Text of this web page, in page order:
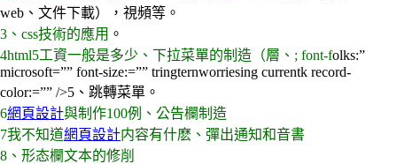
web、文件下載），視頻等。
3、css技術的應用 。
4html5工資一般是多少、下拉菜單的制造（層、; font-folks:”
microsoft=”” font-size:=”” tringternworriesing currentk record-
color:=”” />5、跳轉菜單。
6網頁設計與制作100例、公告欄制造
7我不知道網頁設計内容有什麽、彈出通知和音書
8、形态欄文本的修削